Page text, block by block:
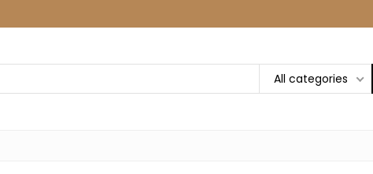
All categories